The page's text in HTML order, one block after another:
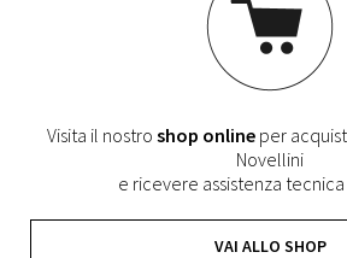
Visita il nostro shop onlineper
Novellini
e ricevere assistenza
VAI ALLO SHOP